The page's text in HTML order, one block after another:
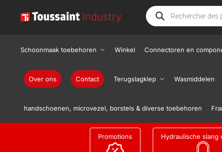
Schoonmaak toebehoren Winkel Connectoren en
Over ons Contact Terugslagklep Wasmiddelen
handschoenen, microvezel, borstels & diverse toebehoren
Promotions Hydraulische slang